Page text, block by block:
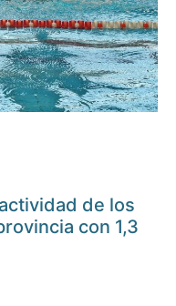
de los
con 1,3